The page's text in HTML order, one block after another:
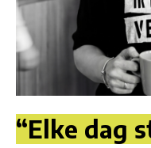
“Elke dag